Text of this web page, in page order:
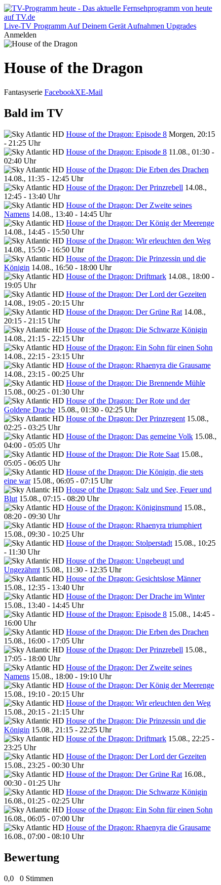
Live-TV Programm Auf Deinem Gerät Aufnahmen Upgrades
Anmelden
House of the Dragon
Fantasyserie FacebookXE-Mail
Bald im TV
House of the Dragon: Episode 8 Morgen, 20:15
- 21:25 Uhr
House of the Dragon: Episode 8 11.08., 01:30 -
02:40 Uhr
House of the Dragon: Die Erben des Drachen
14.08., 11:35 - 12:45 Uhr
House of the Dragon: Der Prinzrebell 14.08.,
12:45 - 13:40 Uhr
House of the Dragon: Der Zweite seines
Namens 14.08., 13:40 - 14:45 Uhr
House of the Dragon: Der König der Meerenge
14.08., 14:45 - 15:50 Uhr
House of the Dragon: Wir erleuchten den Weg
14.08., 15:50 - 16:50 Uhr
House of the Dragon: Die Prinzessin und die
Königin 14.08., 16:50 - 18:00 Uhr
House of the Dragon: Driftmark 14.08., 18:00 -
19:05 Uhr
House of the Dragon: Der Lord der Gezeiten
14.08., 19:05 - 20:15 Uhr
House of the Dragon: Der Grüne Rat 14.08.,
20:15 - 21:15 Uhr
House of the Dragon: Die Schwarze Königin
14.08., 21:15 - 22:15 Uhr
House of the Dragon: Ein Sohn für einen Sohn
14.08., 22:15 - 23:15 Uhr
House of the Dragon: Rhaenyra die Grausame
14.08., 23:15 - 00:25 Uhr
House of the Dragon: Die Brennende Mühle
15.08., 00:25 - 01:30 Uhr
House of the Dragon: Der Rote und der
Goldene Drache 15.08., 01:30 - 02:25 Uhr
House of the Dragon: Der Prinzregent 15.08.,
02:25 - 03:25 Uhr
House of the Dragon: Das gemeine Volk 15.08.,
04:00 - 05:05 Uhr
House of the Dragon: Die Rote Saat 15.08.,
05:05 - 06:05 Uhr
House of the Dragon: Die Königin, die stets
eine war 15.08., 06:05 - 07:15 Uhr
House of the Dragon: Salz und See, Feuer und
Blut 15.08., 07:15 - 08:20 Uhr
House of the Dragon: Königinsmund 15.08.,
08:20 - 09:30 Uhr
House of the Dragon: Rhaenyra triumphiert
15.08., 09:30 - 10:25 Uhr
House of the Dragon: Stolperstadt 15.08., 10:25
- 11:30 Uhr
House of the Dragon: Ungebeugt und
Ungezähmt 15.08., 11:30 - 12:35 Uhr
House of the Dragon: Gesichtslose Männer
15.08., 12:35 - 13:40 Uhr
House of the Dragon: Der Drache im Winter
15.08., 13:40 - 14:45 Uhr
House of the Dragon: Episode 8 15.08., 14:45 -
16:00 Uhr
House of the Dragon: Die Erben des Drachen
15.08., 16:00 - 17:05 Uhr
House of the Dragon: Der Prinzrebell 15.08.,
17:05 - 18:00 Uhr
House of the Dragon: Der Zweite seines
Namens 15.08., 18:00 - 19:10 Uhr
House of the Dragon: Der König der Meerenge
15.08., 19:10 - 20:15 Uhr
House of the Dragon: Wir erleuchten den Weg
15.08., 20:15 - 21:15 Uhr
House of the Dragon: Die Prinzessin und die
Königin 15.08., 21:15 - 22:25 Uhr
House of the Dragon: Driftmark 15.08., 22:25 -
23:25 Uhr
House of the Dragon: Der Lord der Gezeiten
15.08., 23:25 - 00:30 Uhr
House of the Dragon: Der Grüne Rat 16.08.,
00:30 - 01:25 Uhr
House of the Dragon: Die Schwarze Königin
16.08., 01:25 - 02:25 Uhr
House of the Dragon: Ein Sohn für einen Sohn
16.08., 06:05 - 07:00 Uhr
House of the Dragon: Rhaenyra die Grausame
16.08., 07:00 - 08:10 Uhr
Bewertung
0,0 0 Stimmen